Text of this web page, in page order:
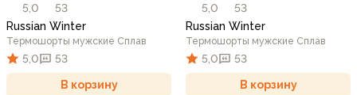
5,0
53
Russian Winter
Термошорты мужские Сплав
5,0 53
В корзину
5,0
53
Russian Winter
Термошорты мужские Сплав
5,0 53
В корзину